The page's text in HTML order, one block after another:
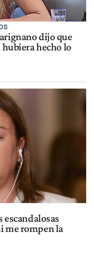
dijo que
hubiera hecho lo
escandalosas
me rompen la